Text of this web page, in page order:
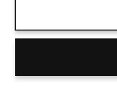
ル
ッ